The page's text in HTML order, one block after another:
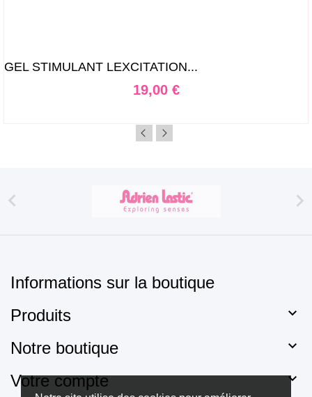
GEL STIMULANT LEXCITATION...
Prix
19,00 €
 
Informations sur la boutique
Produits

Notre boutique 
Votre compte 